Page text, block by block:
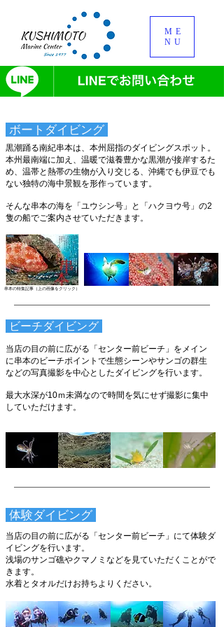
ME
NU
ボートダイビング
黒潮踊る南紀串本は、本州屈指のダイビングスポット。
本州最南端に加え、温暖で滋養豊かな黒潮が接岸するた
め、 温帯と熱帯の生物が入り交じる、沖縄でも伊豆でも
ない独特の海中景観を形作っています。
​そんな串本の海を「ユウシン号」と「ハクヨウ号」の2
隻の船でご案内させていただきます。
串本の特集記事（上の​画像をクリック）
​ ビーチダイビング
当店の目の前に広がる「センター前ビーチ」をメイン
に串本のビーチポイントで生態シーンやサンゴの群生
などの写真撮影を中心としたダイビングを行います。
​最大水深が10ｍ未満なので時間を気にせず撮影に集中
していただけます。
​ 体験ダイビング
当店の目の前に広がる「センター前ビーチ」にて体験ダ
イビングを行います。
​浅場のサンゴ礁やクマノミなどを見ていただくことがで
きます。
​水着とタオルだけお持ちよりください。